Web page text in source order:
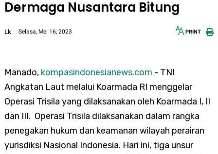
Dermaga Nusantara Bitung
Lk Selasa, Mei 16, 2023 PRINT
Manado, kompasindonesianews.com - TNI
Angkatan Laut melalui Koarmada RI menggelar
Operasi Trisila yang dilaksanakan oleh Koarmada I, II
dan III. Operasi Trisila dilaksanakan dalam rangka
penegakan hukum dan keamanan wilayah perairan
yurisdiksi Nasional Indonesia. Hari ini, tiga unsur